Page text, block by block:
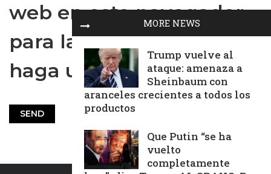
web en este navegador
para la próxima vez que
haga un comentario.
MORE NEWS
Trump vuelve al
ataque: amenaza a
Sheinbaum con
aranceles crecientes a todos los
productos
Que Putin “se ha
vuelto
completamente